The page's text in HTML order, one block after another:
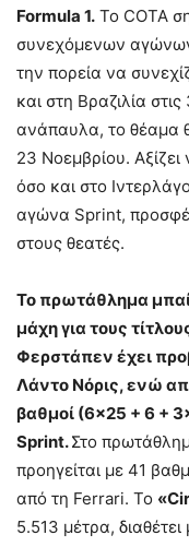
Formula 1. Το COTA
συνεχόμενων
την πορεία να
και στη Βραζιλία
ανάπαυλα, το θέαμα
23 Νοεμβρίου.
όσο και στο
αγώνα Sprint,
στους θεατές.
Το πρωτάθλημα
μάχη για τους
Φερστάπεν έχει
Λάντο Νόρις, ενώ
βαθμοί (6×25 + 6 +
Sprint.Στο
προηγείται με 41
από τη Ferrari. Το
5.513 μέτρα,